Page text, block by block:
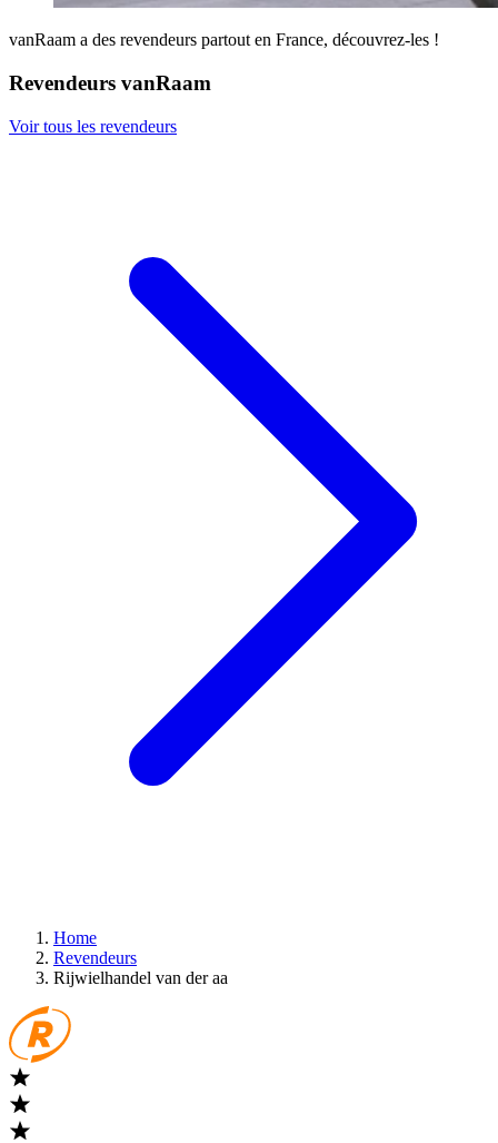
vanRaam a des revendeurs partout en France, découvrez-les !
Revendeurs vanRaam
Voir tous les revendeurs
Home
Revendeurs
Rijwielhandel van der aa